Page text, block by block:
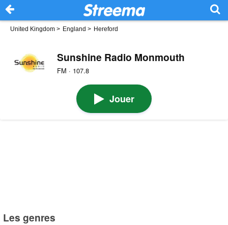
United Kingdom > England > Hereford
Sunshine Radio Monmouth
FM · 107.8
Jouer
Les genres